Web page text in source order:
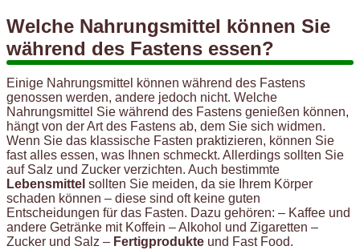
Welche Nahrungsmittel können Sie
während des Fastens essen?
Einige Nahrungsmittel können während des Fastens
genossen werden, andere jedoch nicht. Welche
Nahrungsmittel Sie während des Fastens genießen können,
hängt von der Art des Fastens ab, dem Sie sich widmen.
Wenn Sie das klassische Fasten praktizieren, können Sie
fast alles essen, was Ihnen schmeckt. Allerdings sollten Sie
auf Salz und Zucker verzichten. Auch bestimmte
Lebensmittel sollten Sie meiden, da sie Ihrem Körper
schaden können – diese sind oft keine guten
Entscheidungen für das Fasten. Dazu gehören: – Kaffee und
andere Getränke mit Koffein – Alkohol und Zigaretten –
Zucker und Salz – Fertigprodukte und Fast Food.